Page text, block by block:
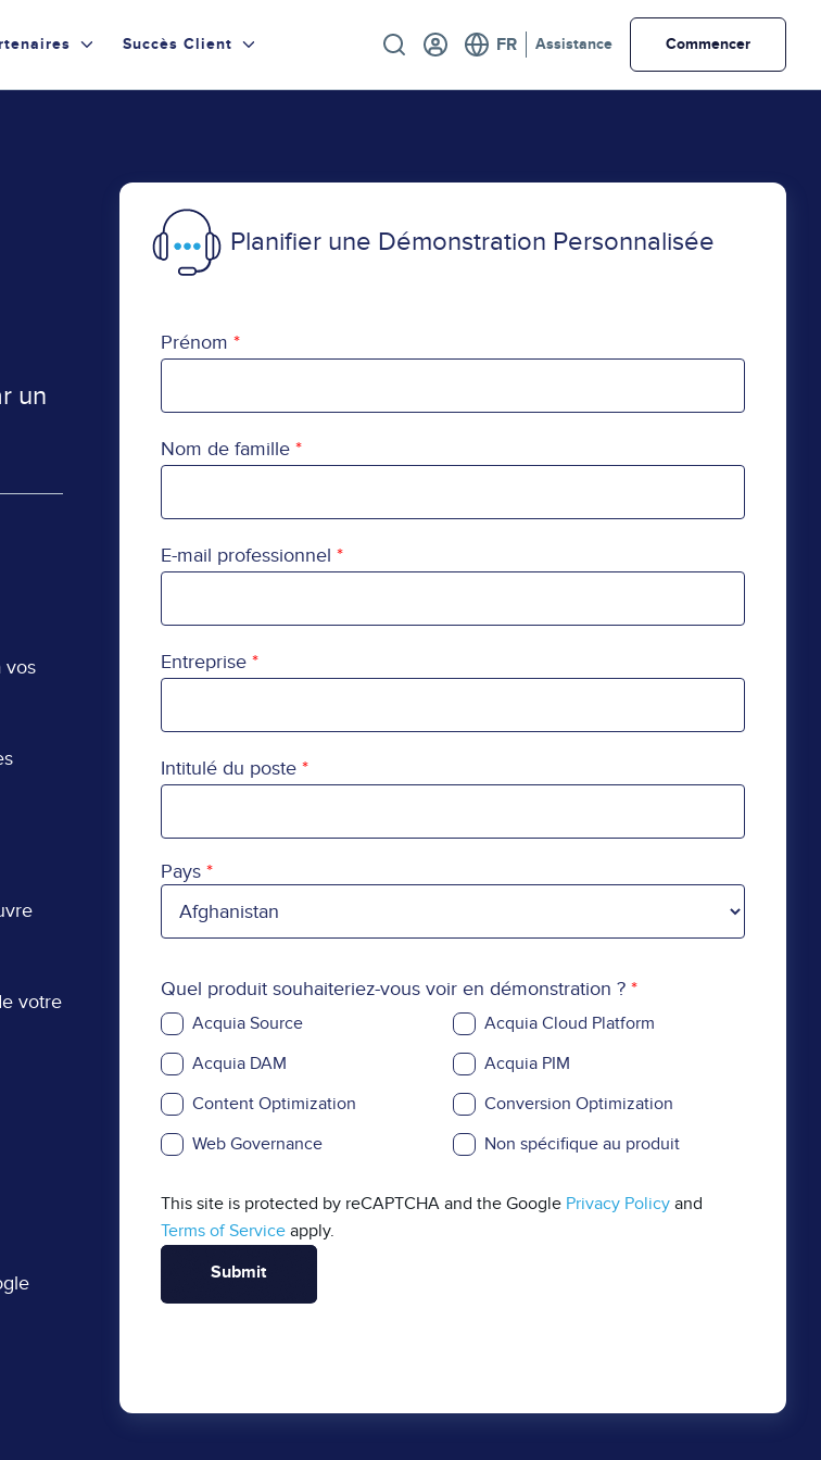
Succès Client UtilityAssistance Commencer
un
vos
votre
Planifier une Démonstration Personnalisée
Prénom
Nom de famille
E-mail professionnel
Entreprise
Intitulé du poste
Pays
Pays
Quel produit souhaiteriez-vous voir en démonstration ?
Acquia Source
Acquia Cloud Platform
Acquia DAM
Acquia PIM
Content Optimization
Conversion Optimization
Web Governance
Non spécifique au produit
This site is protected by reCAPTCHA and the Google Privacy Policyand
Terms of Serviceapply.